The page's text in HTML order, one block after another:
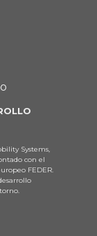
Systems,
con el
FEDER.